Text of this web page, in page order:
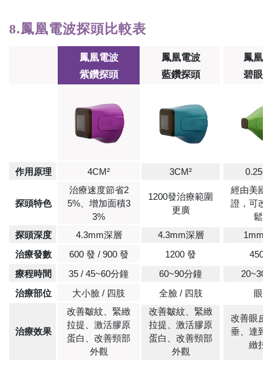
8.鳳凰電波探頭比較表
鳳凰電波
紫鑽探頭
鳳凰電波
藍鑽探頭
鳳凰
碧眼
作用原理 4CM² 3CM²
探頭特色
治療速度節省2
5%、增加面積3
3%
1200發治療範圍
更廣
經由美國
證，可改
鬆弛
探頭深度
4.3mm深層 4.3mm深層
1mm
治療發數
600 發 / 900 發 1200 發
450
療程時間
35 / 45~60分鐘 60~90分鐘
20~30
治療部位
大小臉 / 四肢 全臉 / 四肢 眼周
治療效果
改善皺紋、緊緻
拉提、激活膠原
蛋白、改善頸部
外觀
改善皺紋、緊緻
拉提、激活膠原
蛋白、改善頸部
外觀
改善眼皮
垂、達到
緻拉